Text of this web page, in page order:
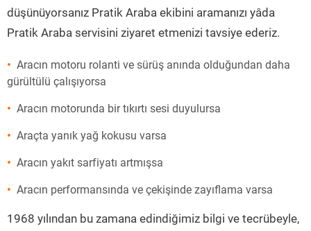
düşünüyorsanız Pratik Araba ekibini aramanızı yâda
Pratik Araba servisini ziyaret etmenizi tavsiye ederiz.
Aracın motoru rolanti ve sürüş anında olduğundan daha
gürültülü çalışıyorsa
Aracın motorunda bir tıkırtı sesi duyulursa
Araçta yanık yağ kokusu varsa
Aracın yakıt sarfiyatı artmışsa
Aracın performansında ve çekişinde zayıflama varsa
1968 yılından bu zamana edindiğimiz bilgi ve tecrübeyle,